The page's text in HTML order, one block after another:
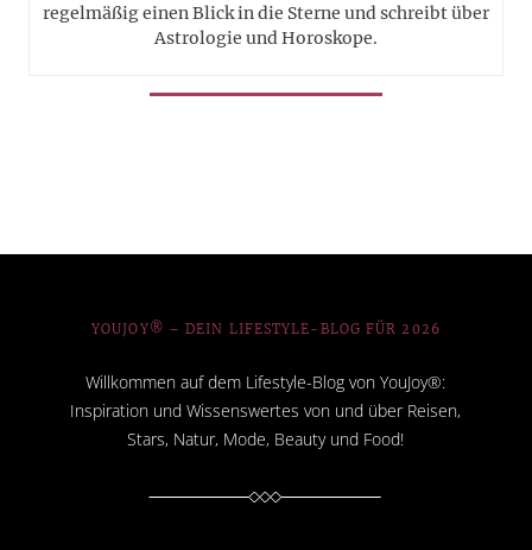
regelmäßig einen Blick in die Sterne und schreibt über
Astrologie und Horoskope.
YOUJOY® – DEIN LIFESTYLE-BLOG FÜR 2026
Willkommen auf dem Lifestyle-Blog von YouJoy®:
Inspiration und Wissenswertes von und über Reisen,
Stars, Natur, Mode, Beauty und Food!